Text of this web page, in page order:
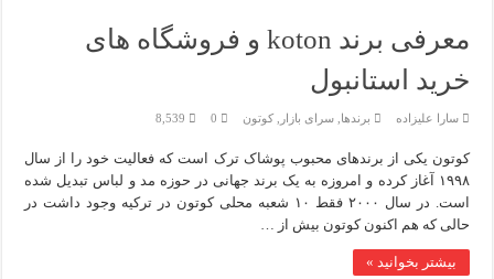
ویژگی‌های رفتاری و اجتماعی در زبان ترکی استانبولی
ویژگی‌های منفی شخصیت در زبان ترکی استانبولی
ویژگی‌های مثبت شخصیت در زبان ترکی استانبولی
موزه افسانه‌های کارتال استانبول؛ سفری به دنیای قصه‌ها در
موزه ساعت کاخ توپکاپی استانبول
معرفی برند koton و فروشگاه های
خرید استانبول
سارا علیزاده برندها ,سرای بازار ,کوتون 0
8,539
کوتون یکی از برندهای محبوب پوشاک ترک است که فعالیت خود را از سال
۱۹۹۸ آغاز کرده و امروزه به یک برند جهانی در حوزه مد و لباس تبدیل شده
است. در سال ۲۰۰۰ فقط ۱۰ شعبه محلی کوتون در ترکیه وجود داشت در
حالی که هم اکنون کوتون بیش از …
بیشتر بخوانید »